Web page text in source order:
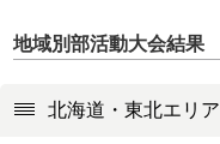
地域別部活動大会結果
北海道・東北エリア